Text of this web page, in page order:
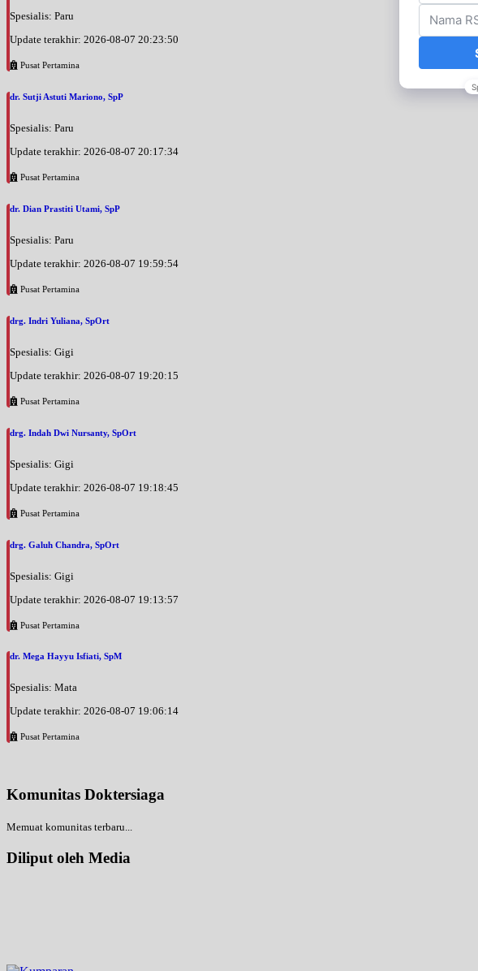
Spesialis: Paru
Update terakhir: 2026-08-07 20:23:50
Pusat Pertamina
dr. Sutji Astuti Mariono, SpP
Spesialis: Paru
Update terakhir: 2026-08-07 20:17:34
Pusat Pertamina
dr. Dian Prastiti Utami, SpP
Spesialis: Paru
Update terakhir: 2026-08-07 19:59:54
Pusat Pertamina
drg. Indri Yuliana, SpOrt
Spesialis: Gigi
Update terakhir: 2026-08-07 19:20:15
Pusat Pertamina
drg. Indah Dwi Nursanty, SpOrt
Spesialis: Gigi
Update terakhir: 2026-08-07 19:18:45
Pusat Pertamina
drg. Galuh Chandra, SpOrt
Spesialis: Gigi
Update terakhir: 2026-08-07 19:13:57
Pusat Pertamina
dr. Mega Hayyu Isfiati, SpM
Spesialis: Mata
Update terakhir: 2026-08-07 19:06:14
Pusat Pertamina
Komunitas Doktersiaga
Memuat komunitas terbaru...
Diliput oleh Media